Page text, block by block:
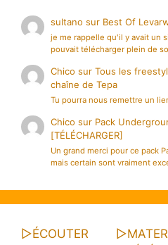
sultano sur Best Of
je me rappelle qu'il y avait un
pouvait télécharger plein de
Chico surTous les
chaîne de Tepa
Tu pourra nous remettre un
Chico sur Pack
[TÉLÉCHARGER]
Un grand merci pour ce pack
mais certain sont vraiment
▷ÉCOUTER ▷MATER